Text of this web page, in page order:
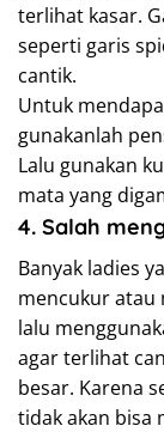
terlihat kasar.
seperti garis
cantik.
Untuk
gunakanlah
Lalu gunakan
mata yang
4. Salah
Banyak ladies
mencukur atau
lalu
agar terlihat
besar. Karena
tidak akan bisa